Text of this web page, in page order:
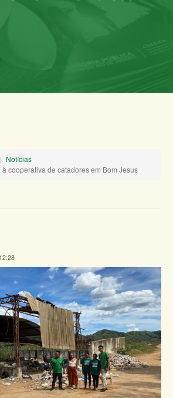
Notícias
cooperativa de catadores em Bom Jesus